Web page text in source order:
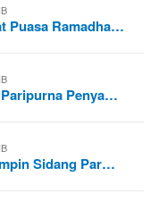
Puasa Ramadha…
Penya…
Sidang Par…